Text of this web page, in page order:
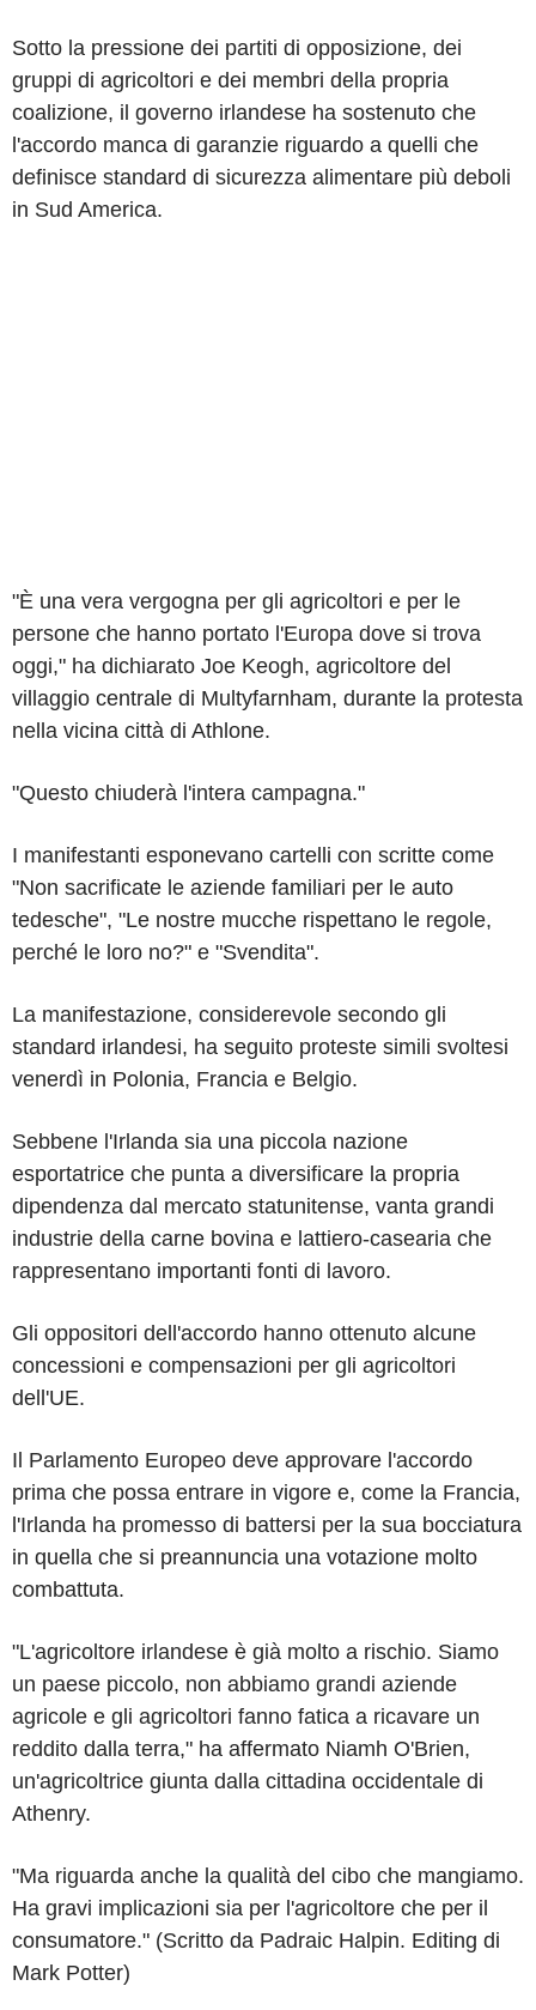
Sotto la pressione dei partiti di opposizione, dei
gruppi di agricoltori e dei membri della propria
coalizione, il governo irlandese ha sostenuto che
l'accordo manca di garanzie riguardo a quelli che
definisce standard di sicurezza alimentare più deboli
in Sud America.
"È una vera vergogna per gli agricoltori e per le
persone che hanno portato l'Europa dove si trova
oggi," ha dichiarato Joe Keogh, agricoltore del
villaggio centrale di Multyfarnham, durante la protesta
nella vicina città di Athlone.
"Questo chiuderà l'intera campagna."
I manifestanti esponevano cartelli con scritte come
"Non sacrificate le aziende familiari per le auto
tedesche", "Le nostre mucche rispettano le regole,
perché le loro no?" e "Svendita".
La manifestazione, considerevole secondo gli
standard irlandesi, ha seguito proteste simili svoltesi
venerdì in Polonia, Francia e Belgio.
Sebbene l'Irlanda sia una piccola nazione
esportatrice che punta a diversificare la propria
dipendenza dal mercato statunitense, vanta grandi
industrie della carne bovina e lattiero-casearia che
rappresentano importanti fonti di lavoro.
Gli oppositori dell'accordo hanno ottenuto alcune
concessioni e compensazioni per gli agricoltori
dell'UE.
Il Parlamento Europeo deve approvare l'accordo
prima che possa entrare in vigore e, come la Francia,
l'Irlanda ha promesso di battersi per la sua bocciatura
in quella che si preannuncia una votazione molto
combattuta.
"L'agricoltore irlandese è già molto a rischio. Siamo
un paese piccolo, non abbiamo grandi aziende
agricole e gli agricoltori fanno fatica a ricavare un
reddito dalla terra," ha affermato Niamh O'Brien,
un'agricoltrice giunta dalla cittadina occidentale di
Athenry.
"Ma riguarda anche la qualità del cibo che mangiamo.
Ha gravi implicazioni sia per l'agricoltore che per il
consumatore." (Scritto da Padraic Halpin. Editing di
Mark Potter)